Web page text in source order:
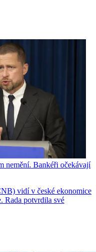
nemění. Bankéři očekávají
vidí v české ekonomice
Rada potvrdila své